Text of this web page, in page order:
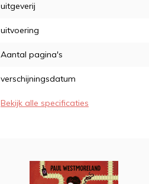
uitgeverij
uitvoering
Aantal pagina's
verschijningsdatum
Bekijk alle specificaties